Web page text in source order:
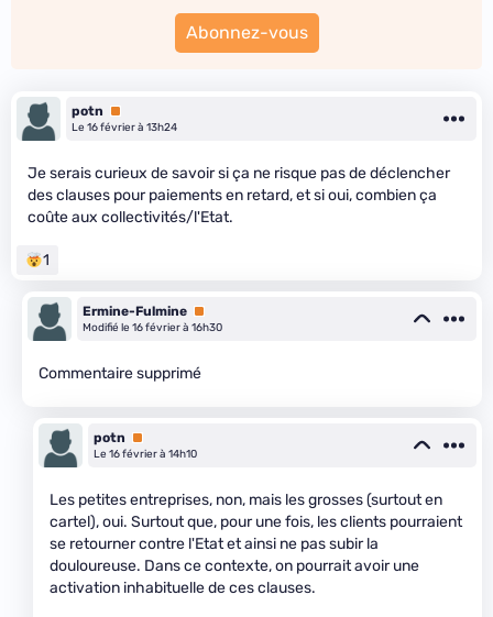
Abonnez-vous
potn
Premium
Le 16 février à 13h24
Je serais curieux de savoir si ça ne risque pas de déclencher
des clauses pour paiements en retard, et si oui, combien ça
coûte aux collectivités/l'Etat.
1
Ermine-Fulmine Premium
Modifié le 16 février à 16h30
Commentaire supprimé
potn
Premium
Le 16 février à 14h10
Les petites entreprises, non, mais les grosses (surtout en
cartel), oui. Surtout que, pour une fois, les clients pourraient
se retourner contre l'Etat et ainsi ne pas subir la
douloureuse. Dans ce contexte, on pourrait avoir une
activation inhabituelle de ces clauses.